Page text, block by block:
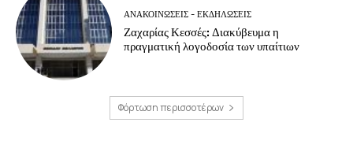
ΑΝΑΚΟΙΝΩΣΕΙΣ - ΕΚΔΗΛΩΣΕΙΣ
Ζαχαρίας Κεσσές: Διακύβευμα η
πραγματική λογοδοσία των υπαίτιων
Φόρτωση περισσοτέρων